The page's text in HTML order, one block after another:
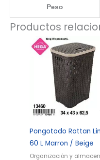
Peso
Productos
Pongotodo Rattan
60 L Marron / Beige
Organización y